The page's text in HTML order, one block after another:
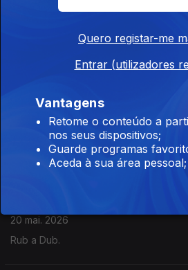
O fim de Colbert, Obama na Rolling
Velhos Novos
21 mai. 2026
Filhas de peixe.
20 mai. 2026
Rub a Dub.
Quero registar-me
Entrar (utilizadores
Vantagens
Retome o conteúdo a
nos seus dispositivos;
Guarde programas
Aceda à sua área pessoal;